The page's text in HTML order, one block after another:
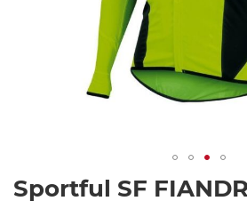
Sportful SF
Ga
naar